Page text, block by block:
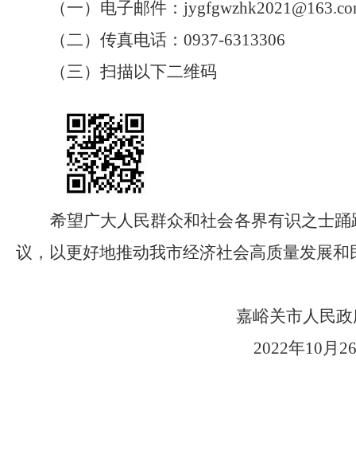
（一）电子邮件：
（二） 传真电话： 0937-6313306
（三）扫描以下二维码
希望广大人民群众和社会各界有识之士
议，以更好地推动我市经济社会高质量发展和
嘉峪关市人民
2022年10月 26